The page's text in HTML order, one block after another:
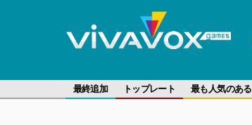
最終追加 トップレート 最も人気のある